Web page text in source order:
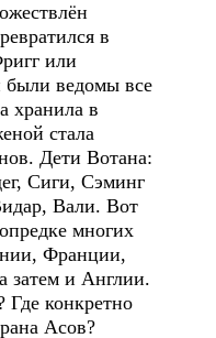
в
или
были ведомы все
хранила в
стала
Дети Вотана:
Сиги, Сэминг
Вали. Вот
многих
Франции,
и Англии.
конкретно
Асов?